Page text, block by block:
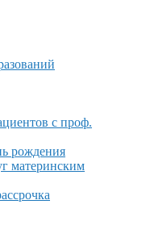
с проф.
рождения
материнским